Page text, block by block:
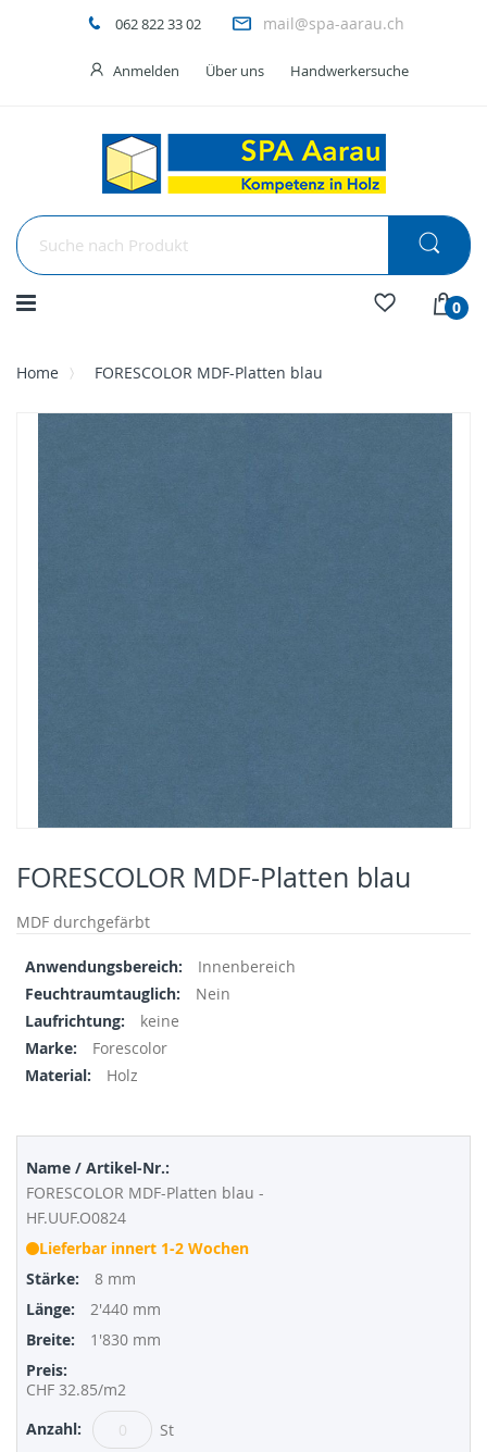
062 822 33 02 mail@spa-aarau.ch
Anmelden Über uns Handwerkersuche
Menü
0
Home FORESCOLOR MDF-Platten blau
the
images
FORESCOLOR MDF-Platten blau
MDF durchgefärbt
Mehr
Informationen
Innenbereich
Nein
keine
Forescolor
Holz
Produkte
Artikel
FORESCOLOR MDF-Platten blau -
HF.UUF.O0824
Lieferbar innert 1-2 Wochen
8 mm
2'440 mm
1'830 mm
CHF 32.85/m2
St